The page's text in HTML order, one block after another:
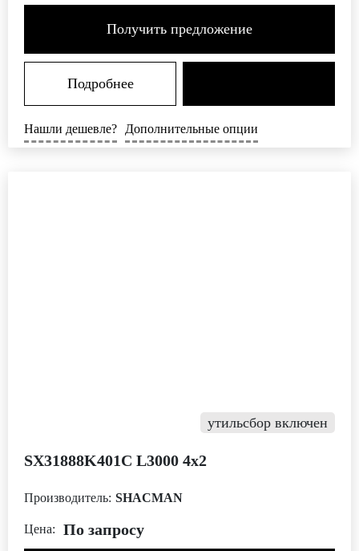
Получить предложение
Подробнее
Нашли дешевле? Дополнительные опции
утильсбор включен
SX31888K401C L3000 4х2
Производитель: SHACMAN
Цена: По запросу